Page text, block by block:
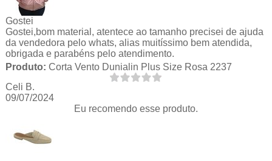
Gostei
Gostei,bom material, atentece ao tamanho precisei de ajuda
da vendedora pelo whats, alias muitíssimo bem atendida,
obrigada e parabéns pelo atendimento.
Produto: Corta Vento Dunialin Plus Size Rosa 2237
Celi B.
09/07/2024
Eu recomendo esse produto.